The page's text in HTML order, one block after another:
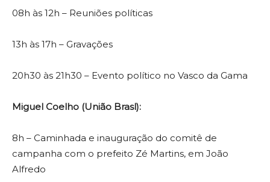
08h às 12h – Reuniões políticas
13h às 17h – Gravações
20h30 às 21h30 – Evento político no Vasco da Gama
Miguel Coelho (União Brasl):
8h – Caminhada e inauguração do comitê de
campanha com o prefeito Zé Martins, em João
Alfredo